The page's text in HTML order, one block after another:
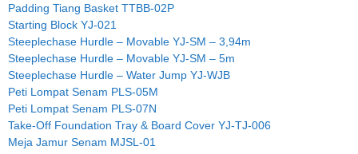
Padding Tiang Basket TTBB-02P
Starting Block YJ-021
Steeplechase Hurdle – Movable YJ-SM – 3,94m
Steeplechase Hurdle – Movable YJ-SM – 5m
Steeplechase Hurdle – Water Jump YJ-WJB
Peti Lompat Senam PLS-05M
Peti Lompat Senam PLS-07N
Take-Off Foundation Tray & Board Cover YJ-TJ-006
Meja Jamur Senam MJSL-01